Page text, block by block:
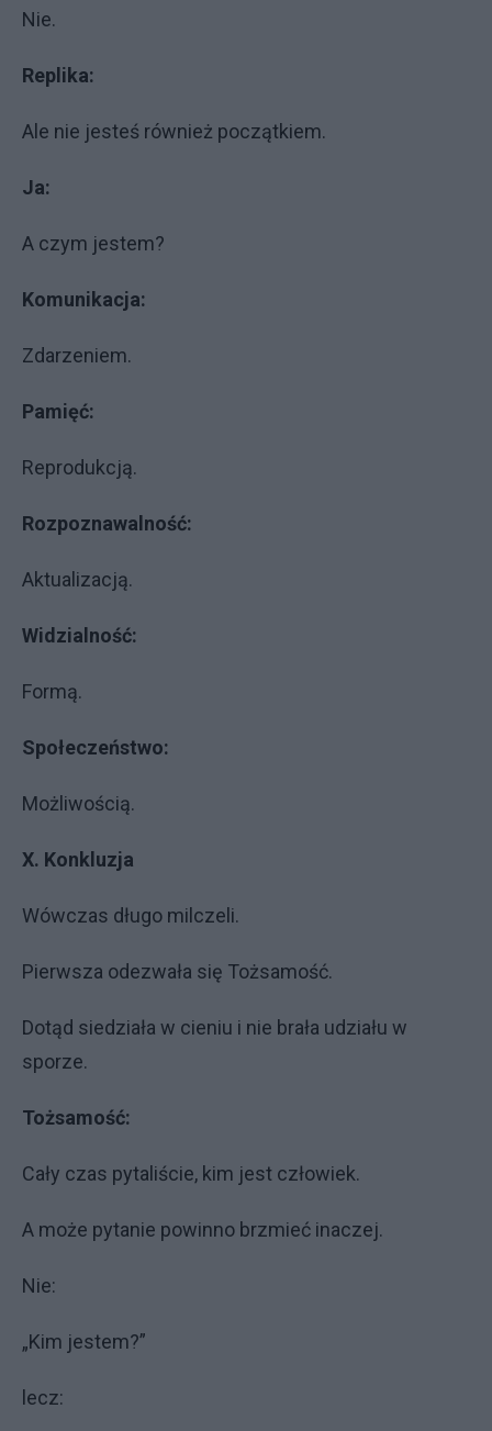
Nie.
Replika:
Ale nie jesteś również początkiem.
Ja:
A czym jestem?
Komunikacja:
Zdarzeniem.
Pamięć:
Reprodukcją.
Rozpoznawalność:
Aktualizacją.
Widzialność:
Formą.
Społeczeństwo:
Możliwością.
X. Konkluzja
Wówczas długo milczeli.
Pierwsza odezwała się Tożsamość.
Dotąd siedziała w cieniu i nie brała udziału w
sporze.
Tożsamość:
Cały czas pytaliście, kim jest człowiek.
A może pytanie powinno brzmieć inaczej.
Nie:
„Kim jestem?”
lecz: